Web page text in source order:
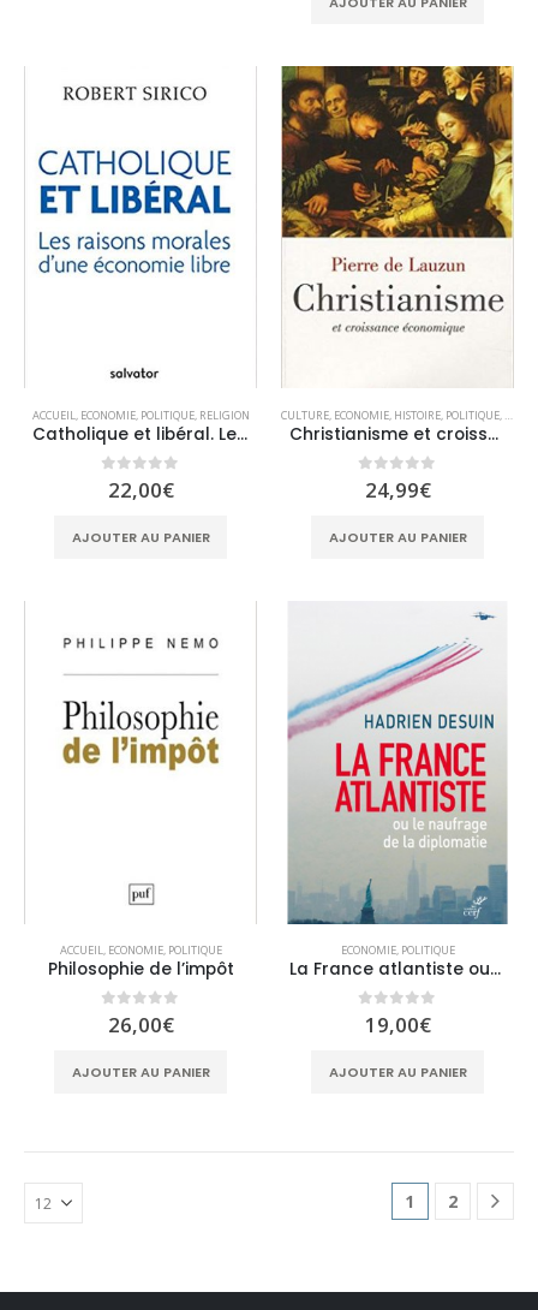
ACCUEIL, ECONOMIE, POLITIQUE, RELIGION
Catholique et libéral. Les raison morales d’une économie libre
0sur 5
22,00€
AJOUTER AU PANIER
CULTURE, ECONOMIE, HISTOIRE, POLITIQUE,
Christianisme et croissance économique
0sur 5
24,99€
AJOUTER AU PANIER
ACCUEIL, ECONOMIE, POLITIQUE
Philosophie de l’impôt
0sur 5
26,00€
AJOUTER AU PANIER
ECONOMIE, POLITIQUE
La France atlantiste ou le naufrage de la diplomatie
0sur 5
19,00€
AJOUTER AU PANIER
1 2